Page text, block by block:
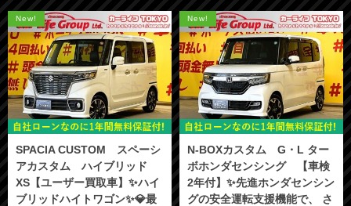
New!
SPACIA CUSTOM スペーシ
アカスタム ハイブリッド
XS【ユーザー買取車】✨ハイ
ブリッドハイトワゴン✨💎最
New!
N-BOXカスタム G・L ター
ボホンダセンシング 【車検
2年付】✨先進ホンダセンシン
グの安全運転支援機能で、 さ